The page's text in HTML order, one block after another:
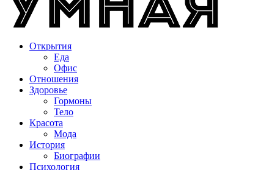
Открытия
Еда
Офис
Отношения
Здоровье
Гормоны
Тело
Красота
Мода
История
Биографии
Психология